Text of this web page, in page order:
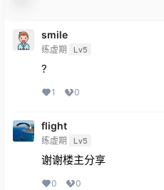
smile
练虚期 Lv5
?
1 0
flight
练虚期 Lv5
谢谢楼主分享
0 0